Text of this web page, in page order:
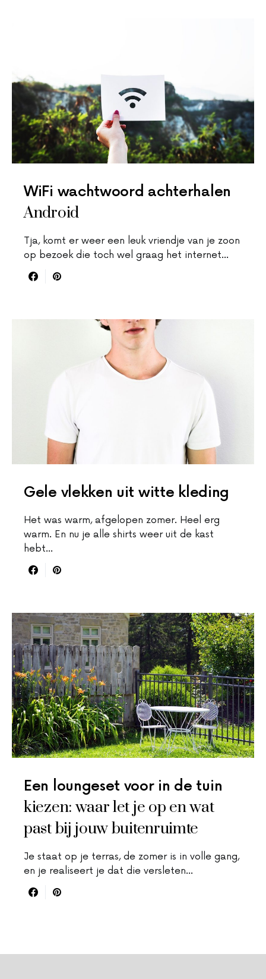
WiFi wachtwoord achterhalen
Android
Tja, komt er weer een leuk vriendje van je zoon
op bezoek die toch wel graag het internet…
Gele vlekken uit witte kleding
Het was warm, afgelopen zomer. Heel erg
warm. En nu je alle shirts weer uit de kast
hebt…
Een loungeset voor in de tuin
kiezen: waar let je op en wat
past bij jouw buitenruimte
Je staat op je terras, de zomer is in volle gang,
en je realiseert je dat die versleten…